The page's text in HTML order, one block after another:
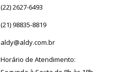
(22) 2627-6493
(21) 98835-8819
aldy@aldy.com.br
Horário de Atendimento: